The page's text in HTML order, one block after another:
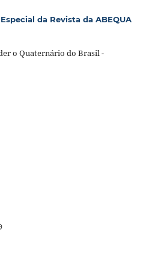
da Revista da ABEQUA
o Quaternário do Brasil -